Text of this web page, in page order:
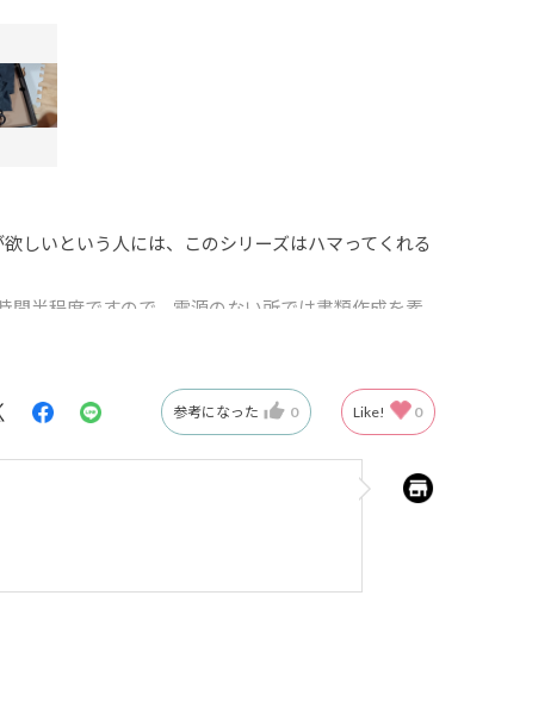
しいという人には、このシリーズはハマってくれる
間半程度ですので、電源のない所では書類作成を素
参考になった 0 Like! 0